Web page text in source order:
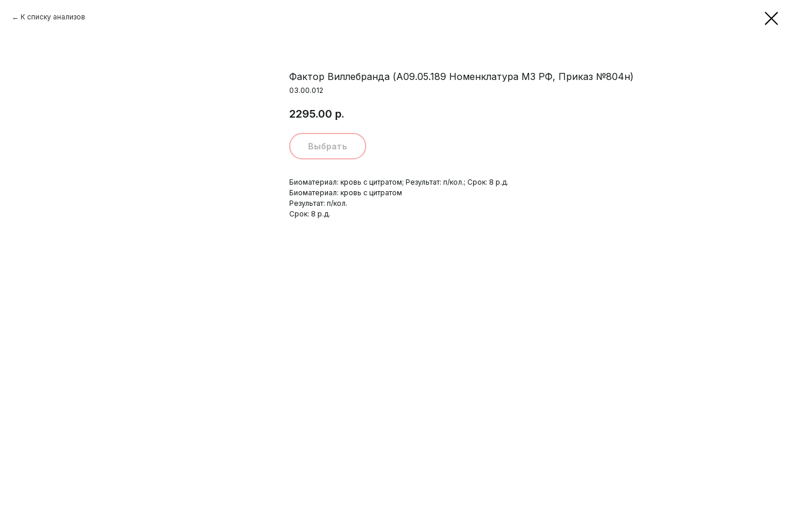
К списку анализов
Фактор Виллебранда (A09.05.189 Номенклатура МЗ РФ, Приказ №804н)
03.00.012
2295.00 р.
Выбрать
Биоматериал: кровь с цитратом; Результат: п/кол.; Срок: 8 р.д.
Биоматериал: кровь с цитратом
Результат: п/кол.
Срок: 8 р.д.